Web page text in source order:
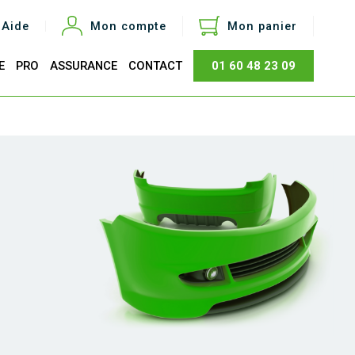
Aide Mon compte Mon panier
PRO ASSURANCE CONTACT 01 60 48 23 09